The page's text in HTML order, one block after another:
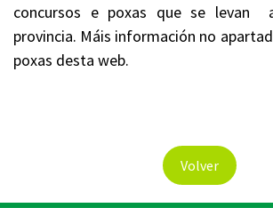
concursos e poxas que se levan
provincia. Máis información no
poxas desta web.
Volver